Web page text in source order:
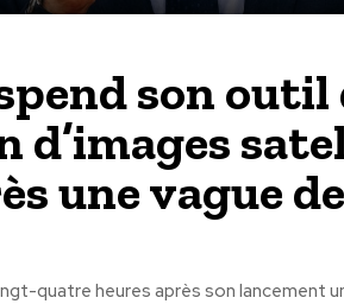
son outil
d’images
une vague de
quatre heures après son lancement